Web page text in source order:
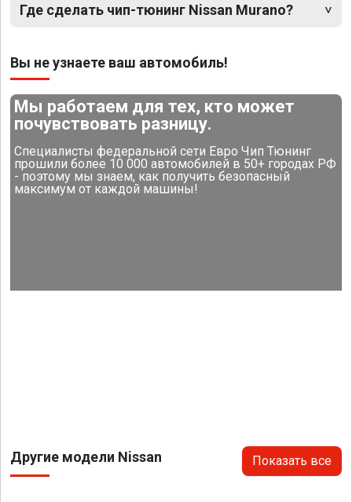
Где сделать чип-тюнинг Nissan Murano?
Вы не узнаете ваш автомобиль!
Мы работаем для тех, кто может
почувствовать разницу.
Специалисты федеральной сети Евро Чип Тюнинг
прошили более 10 000 автомобилей в 50+ городах РФ
- поэтому мы знаем, как получить безопасный
максимум от каждой машины!
Другие модели Nissan Показать все